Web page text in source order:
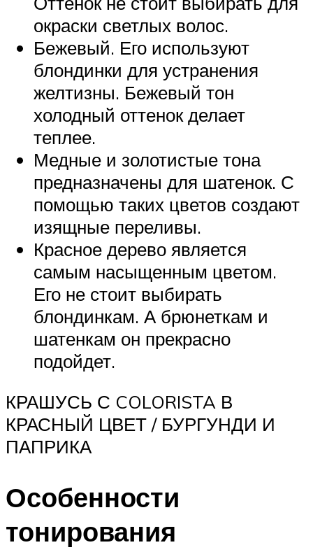
окраски светлых волос.
Бежевый. Его используют
блондинки для устранения
желтизны. Бежевый тон
холодный оттенок делает
теплее.
Медные и золотистые тона
предназначены для шатенок. С
помощью таких цветов создают
изящные переливы.
Красное дерево является
самым насыщенным цветом.
Его не стоит выбирать
блондинкам. А брюнеткам и
шатенкам он прекрасно
подойдет.
КРАШУСЬ С COLORISTA В
КРАСНЫЙ ЦВЕТ / БУРГУНДИ И
ПАПРИКА
Особенности
тонирования